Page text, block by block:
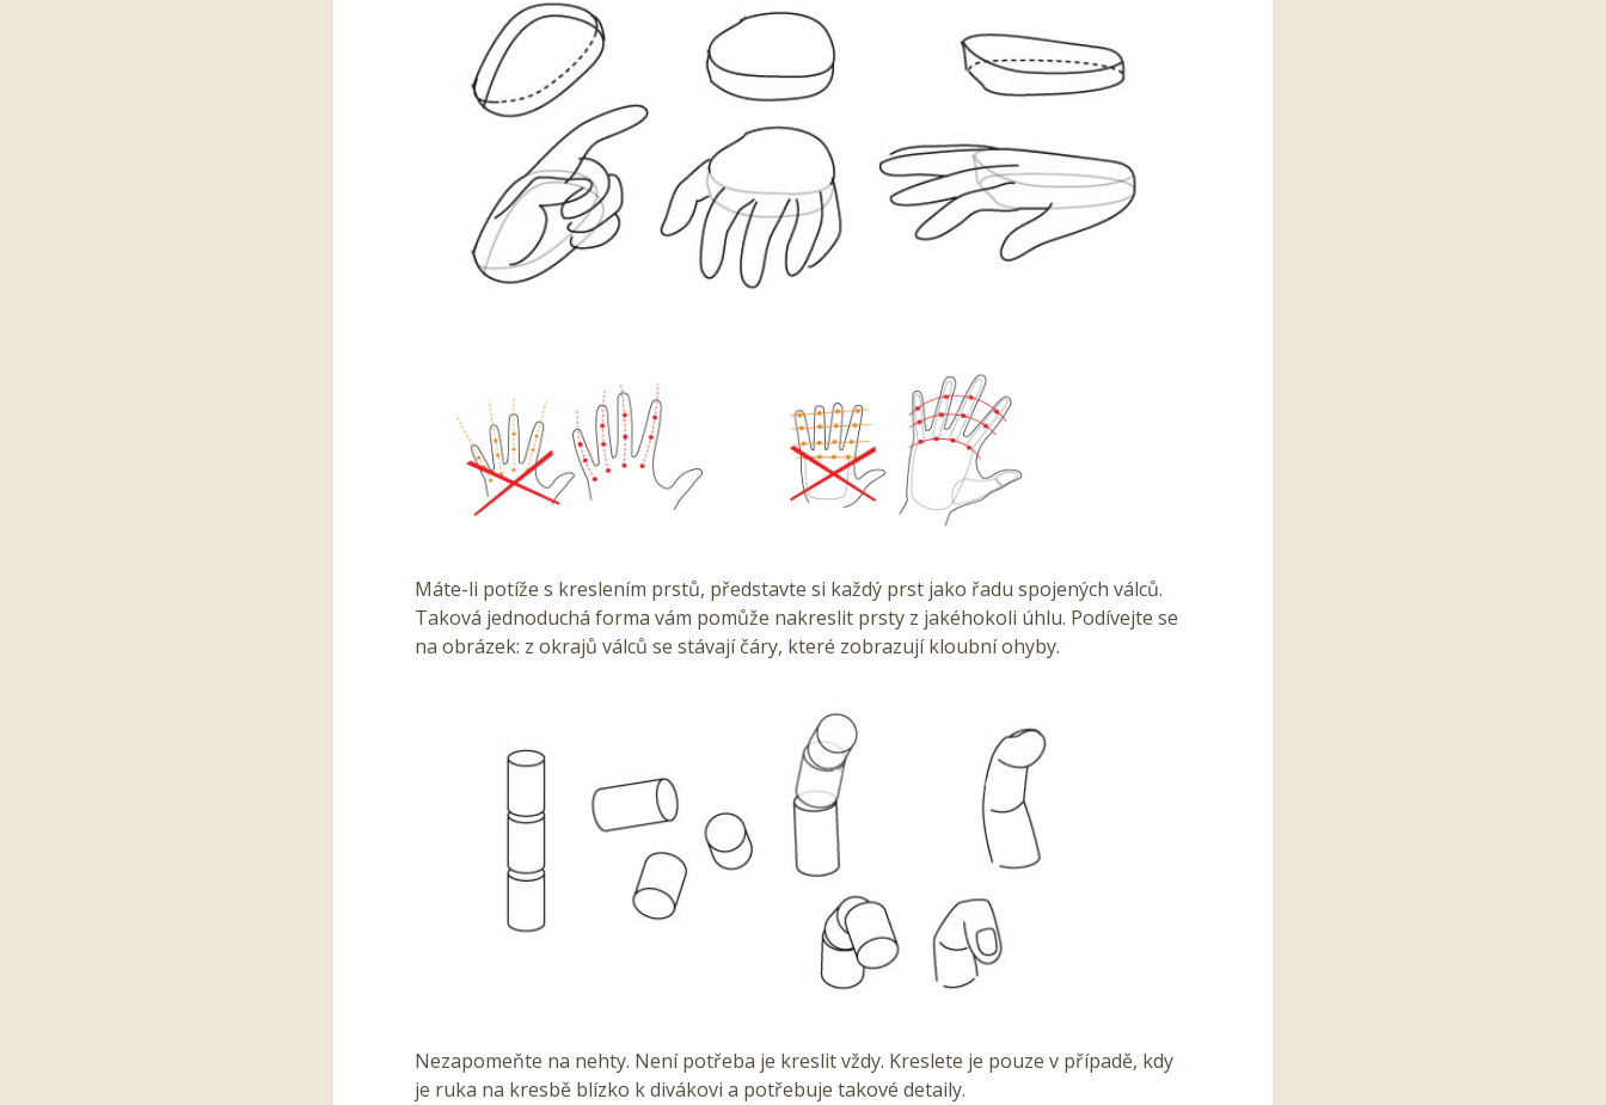
Máte-li potíže s kreslením prstů, představte si každý prst jako řadu spojených válců.
Taková jednoduchá forma vám pomůže nakreslit prsty z jakéhokoli úhlu. Podívejte se
na obrázek: z okrajů válců se stávají čáry, které zobrazují kloubní ohyby.
Nezapomeňte na nehty. Není potřeba je kreslit vždy. Kreslete je pouze v případě, kdy
je ruka na kresbě blízko k divákovi a potřebuje takové detaily.